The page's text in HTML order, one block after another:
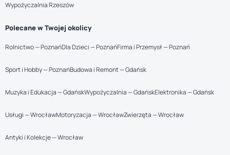
Wypożyczalnia Rzeszów
Polecane w Twojej okolicy
Rolnictwo — PoznańDla Dzieci — PoznańFirma i Przemysł — Poznań
Sport i Hobby — PoznańBudowa i Remont — Gdańsk
Muzyka i Edukacja — GdańskWypożyczalnia — GdańskElektronika — Gdańsk
Usługi — WrocławMotoryzacja — WrocławZwierzęta — Wrocław
Antyki i Kolekcje — Wrocław